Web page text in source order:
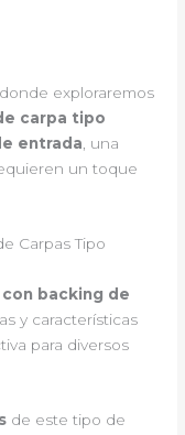
exploraremos
carpa tipo
entrada, una
un toque
Carpas Tipo
backing de
y características
para diversos
de este tipo de